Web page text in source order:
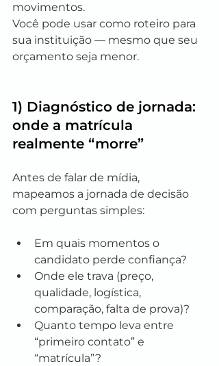
movimentos.
Você pode usar como roteiro para
sua instituição — mesmo que seu
orçamento seja menor.
1) Diagnóstico de jornada:
onde a matrícula
realmente “morre”
Antes de falar de mídia,
mapeamos a jornada de decisão
com perguntas simples:
Em quais momentos o
candidato perde confiança?
Onde ele trava (preço,
qualidade, logística,
comparação, falta de prova)?
Quanto tempo leva entre
“primeiro contato” e
“matrícula”?